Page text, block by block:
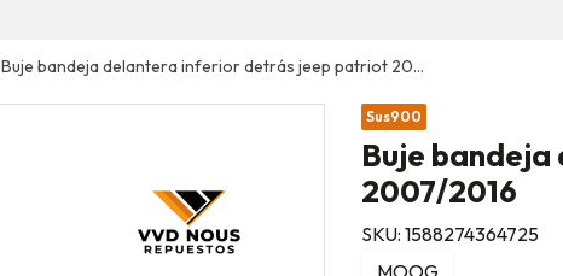
Buje bandeja delantera inferior detrás jeep patriot 2007/2016
Sus900
Buje
2007/2016
SKU: 1588274364725
MOOG